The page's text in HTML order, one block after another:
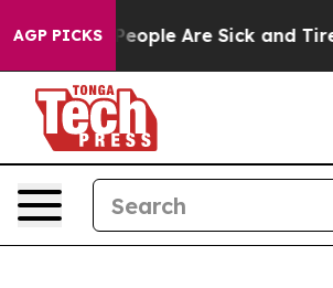
AGP PICKS
Win: “People Are Sick and